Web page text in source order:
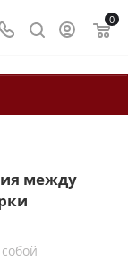
0
между